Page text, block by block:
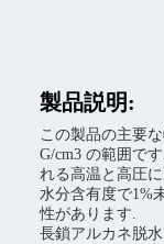
製品説明:
この製品の主要
G/cm3 の範囲で
れる高温と高圧
水分含有度で1%
性があります.
長鎖アルカネ脱